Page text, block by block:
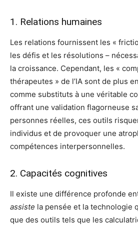
1. Relations humaines
Les relations fournissent les «
les défis et les résolutions –
la croissance. Cependant, les «
thérapeutes » de l’IA sont de plus
comme substituts à une véritable
offrant une validation flagorneuse
personnes réelles, ces outils
individus et de provoquer une
compétences interpersonnelles.
2. Capacités cognitives
Il existe une différence profonde
assiste la pensée et la technologie
que des outils tels que les